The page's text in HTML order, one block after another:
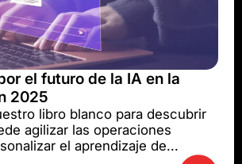
el futuro de la IA en la
2025
libro blanco para descubrir
agilizar las operaciones
el aprendizaje de...